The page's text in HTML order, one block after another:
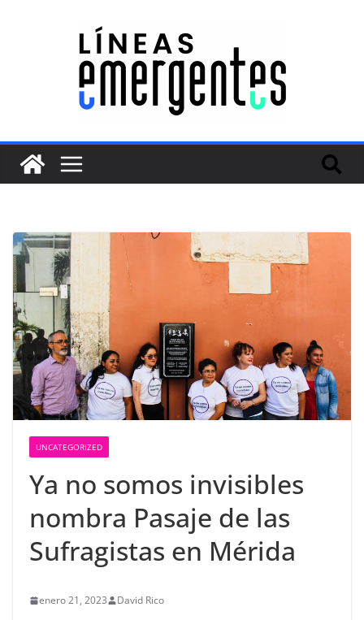
UNCATEGORIZED
Ya no somos invisibles
nombra Pasaje de las
Sufragistas en Mérida
enero 21, 2023 David Rico